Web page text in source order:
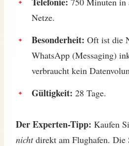
Netze.
Besonderheit: Oft ist die
WhatsApp (Messaging)
verbraucht kein
Gültigkeit: 28 Tage.
Der Experten-Tipp: Kaufen
nichtdirekt am Flughafen. Die